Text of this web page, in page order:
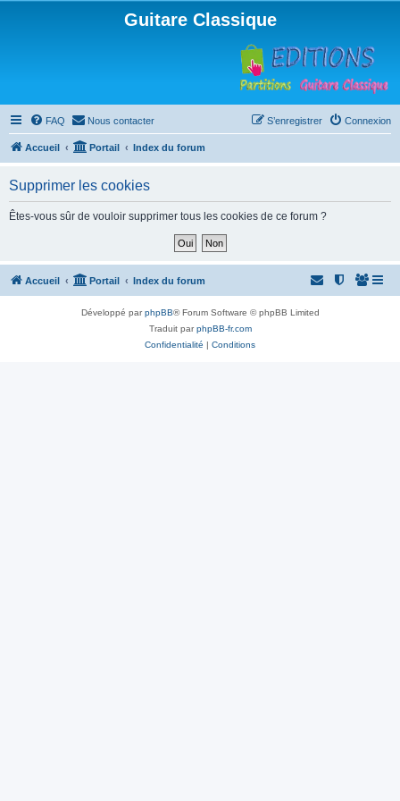
Guitare Classique
FAQ Nous contacter Connexion
S’enregistrer
Accueil Portail Index du forum
Supprimer les cookies
Êtes-vous sûr de vouloir supprimer tous les cookies de ce forum ?
Accueil Portail Index du forum
Développé parphpBB® Forum Software © phpBB Limited
Traduit parphpBB-fr.com
Confidentialité | Conditions